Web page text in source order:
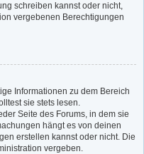
schreiben kannst oder nicht,
vergebenen Berechtigungen
Informationen zu dem Bereich
sie stets lesen.
Seite des Forums, in dem sie
hängt es von deinen
erstellen kannst oder nicht. Die
vergeben.